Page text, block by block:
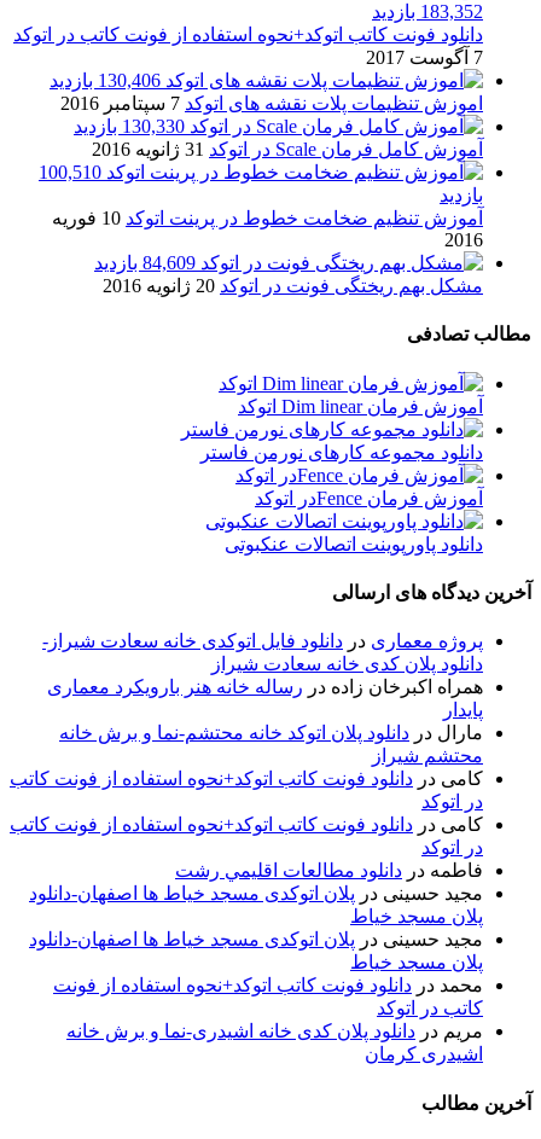
183,352 بازدید
دانلود فونت کاتب اتوکد+نحوه استفاده از فونت کاتب در اتوکد
7 آگوست 2017
130,406 بازدید
اموزش تنظیمات پلات نقشه های اتوکد 7 سپتامبر 2016
130,330 بازدید
آموزش کامل فرمان Scale در اتوکد
31 ژانویه 2016
100,510
بازدید
آموزش تنظیم ضخامت خطوط در پرینت اتوکد
10 فوریه
2016
84,609 بازدید
مشکل بهم ریختگی فونت در اتوکد 20 ژانویه 2016
مطالب تصادفی
آموزش فرمان Dim linear اتوکد
دانلود مجموعه کارهای نورمن فاستر
آموزش فرمان Fenceدر اتوکد
دانلود پاورپوینت اتصالات عنکبوتی
آخرین دیدگاه های ارسالی
پروژه معماری در دانلود فایل اتوکدی خانه سعادت شیراز-
دانلود پلان کدی خانه سعادت شیراز
همراه اکبرخان زاده در رساله خانه هنر بارویکرد معماری
پایدار
مارال در دانلود پلان اتوکد خانه محتشم-نما و برش خانه
محتشم شیراز
کامی در دانلود فونت کاتب اتوکد+نحوه استفاده از فونت کاتب
در اتوکد
کامی در دانلود فونت کاتب اتوکد+نحوه استفاده از فونت کاتب
در اتوکد
فاطمه در دانلود مطالعات اقليمي رشت
مجید حسینی در پلان اتوکدی مسجد خیاط ها اصفهان-دانلود
پلان مسجد خیاط
مجید حسینی در پلان اتوکدی مسجد خیاط ها اصفهان-دانلود
پلان مسجد خیاط
محمد در دانلود فونت کاتب اتوکد+نحوه استفاده از فونت
کاتب در اتوکد
مریم در دانلود پلان کدی خانه اشیدری-نما و برش خانه
اشیدری کرمان
آخرین مطالب